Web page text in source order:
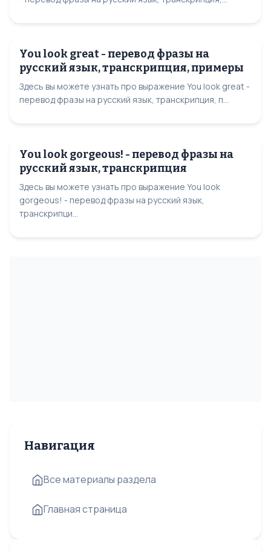
You look great - перевод фразы на
русский язык, транскрипция, примеры
Здесь вы можете узнать про выражение You look great -
перевод фразы на русский язык, транскрипция, п...
You look gorgeous! - перевод фразы на
русский язык, транскрипция
Здесь вы можете узнать про выражение You look
gorgeous! - перевод фразы на русский язык,
транскрипци...
Навигация
Все материалы раздела
Главная страница